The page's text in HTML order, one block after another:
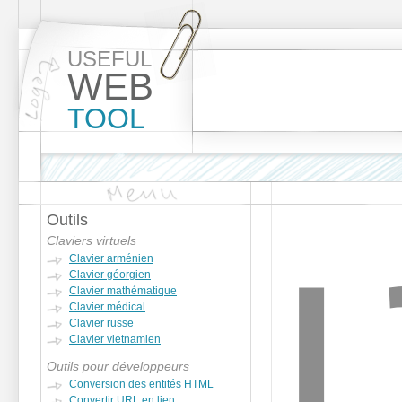
USEFUL
WEB
TOOL
Outils
Claviers virtuels
Clavier arménien
Clavier géorgien
Clavier mathématique
Clavier médical
Clavier russe
Clavier vietnamien
Outils pour développeurs
Conversion des entités HTML